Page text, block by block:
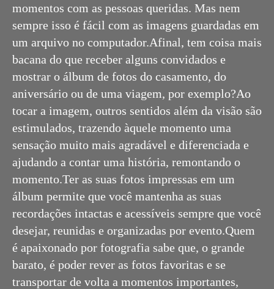
momentos com as pessoas queridas. Mas nem
sempre isso é fácil com as imagens guardadas em
um arquivo no computador.Afinal, tem coisa mais
bacana do que receber alguns convidados e
mostrar o álbum de fotos do casamento, do
aniversário ou de uma viagem, por exemplo?Ao
tocar a imagem, outros sentidos além da visão são
estimulados, trazendo àquele momento uma
sensação muito mais agradável e diferenciada e
ajudando a contar uma história, remontando o
momento.Ter as suas fotos impressas em um
álbum permite que você mantenha as suas
recordações intactas e acessíveis sempre que você
desejar, reunidas e organizadas por evento.Quem
é apaixonado por fotografia sabe que, o grande
barato, é poder rever as fotos favoritas e se
transportar de volta a momentos importantes,